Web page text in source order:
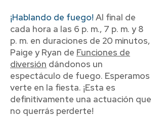
¡Hablando de fuego! Al final de
cada hora a las 6 p. m., 7 p. m. y 8
p. m. en duraciones de 20 minutos,
Paige y Ryan de Funciones de
diversión dándonos un
espectáculo de fuego. Esperamos
verte en la fiesta. ¡Esta es
definitivamente una actuación que
no querrás perderte!